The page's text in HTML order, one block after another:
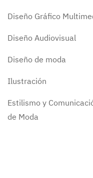
Diseño Gráfico
Diseño Audiovisual
Diseño de moda
Ilustración
Estilismo y
de Moda